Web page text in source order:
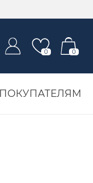
0 0
ПОКУПАТЕЛЯМ